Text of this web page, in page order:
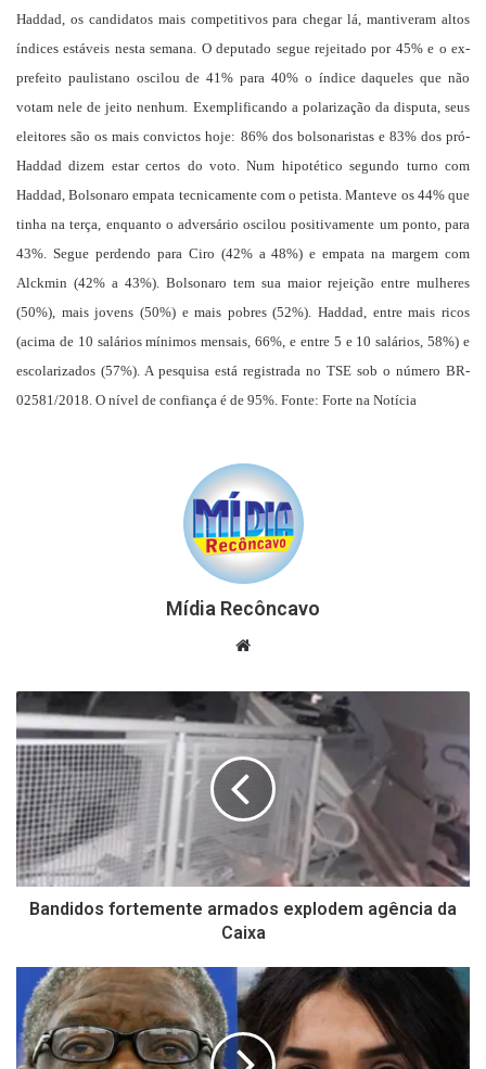
Haddad, os candidatos mais competitivos para chegar lá, mantiveram altos
índices estáveis nesta semana. O deputado segue rejeitado por 45% e o ex-
prefeito paulistano oscilou de 41% para 40% o índice daqueles que não
votam nele de jeito nenhum. Exemplificando a polarização da disputa, seus
eleitores são os mais convictos hoje: 86% dos bolsonaristas e 83% dos pró-
Haddad dizem estar certos do voto. Num hipotético segundo turno com
Haddad, Bolsonaro empata tecnicamente com o petista. Manteve os 44% que
tinha na terça, enquanto o adversário oscilou positivamente um ponto, para
43%. Segue perdendo para Ciro (42% a 48%) e empata na margem com
Alckmin (42% a 43%). Bolsonaro tem sua maior rejeição entre mulheres
(50%), mais jovens (50%) e mais pobres (52%). Haddad, entre mais ricos
(acima de 10 salários mínimos mensais, 66%, e entre 5 e 10 salários, 58%) e
escolarizados (57%). A pesquisa está registrada no TSE sob o número BR-
02581/2018. O nível de confiança é de 95%. Fonte: Forte na Notícia
Mídia Recôncavo
Website
Bandidos fortemente armados explodem agência da
Caixa